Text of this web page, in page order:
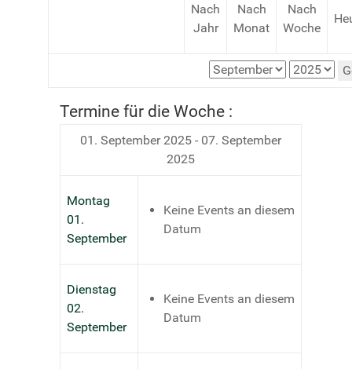
Nach
Jahr
Nach
Monat
Nach
Woche
Termine für die Woche :
01. September 2025 - 07. September
2025
Montag
01.
September
Keine Events an diesem
Datum
Dienstag
02.
September
Keine Events an diesem
Datum